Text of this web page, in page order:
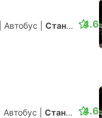
Автобус Стандарт с конд. 4.6
Автобус Стандарт с конд. 4.6